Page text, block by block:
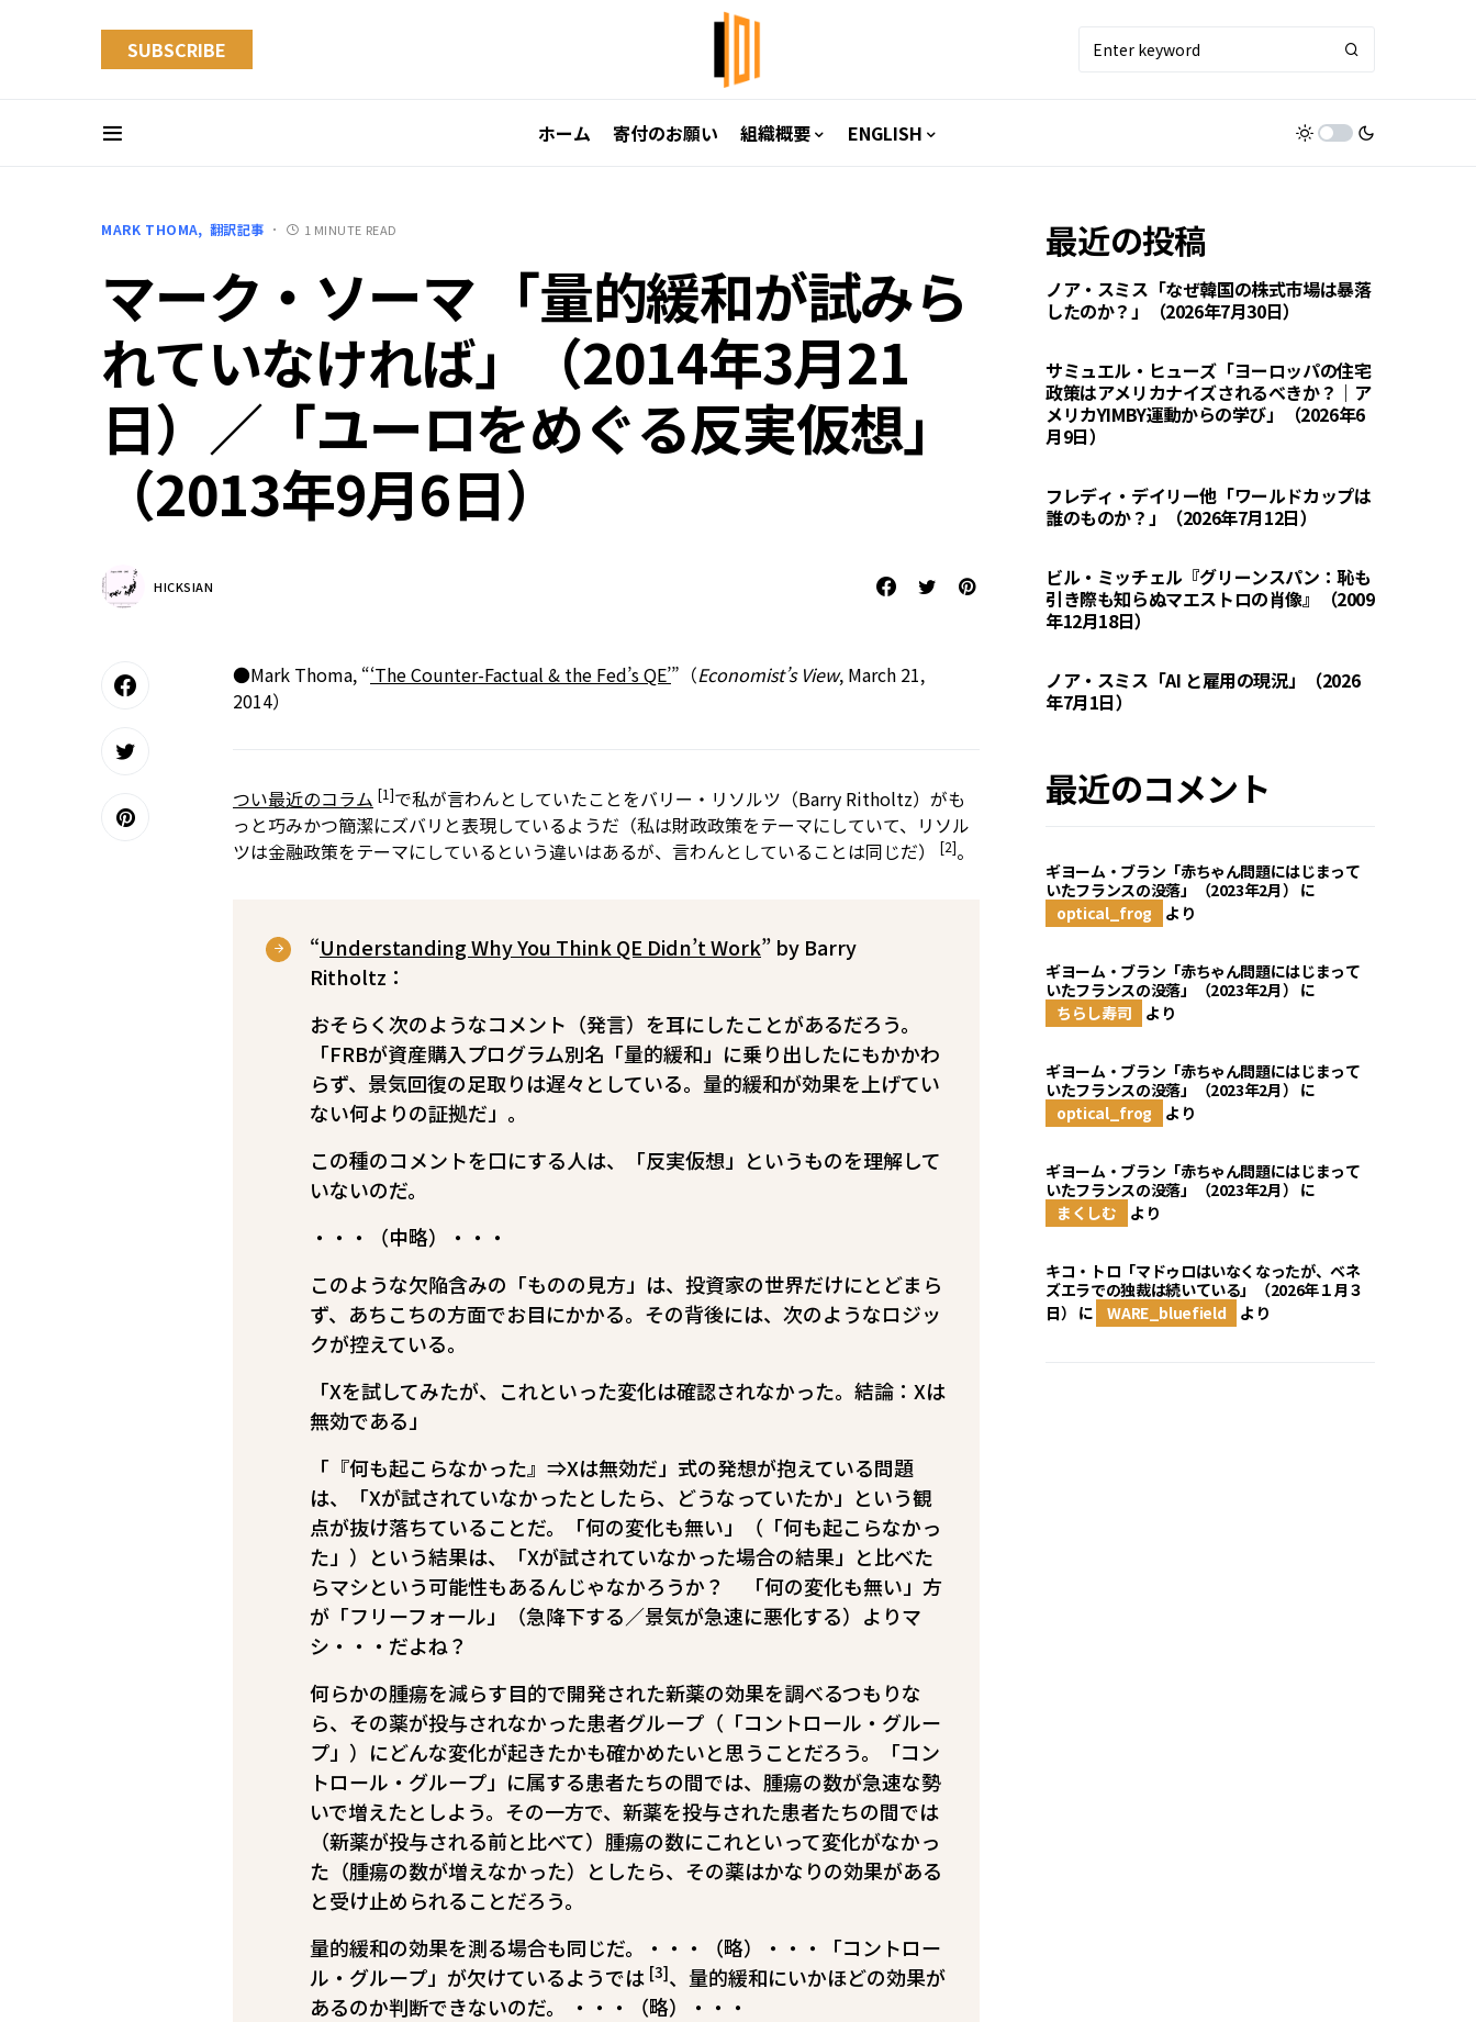
SUBSCRIBE
ホーム 寄付のお願い 組織概要 ENGLISH
MARK THOMA 翻訳記事 1 MINUTE READ
マーク・ソーマ 「量的緩和が試みら
れていなければ」（2014年3月21
日）／「ユーロをめぐる反実仮想」
（2013年9月6日）
HICKSIAN
●Mark Thoma, “‘The Counter-Factual & the Fed’s QE’”（Economist’s View, March 21,
2014）
つい最近のコラム [1]で私が言わんとしていたことをバリー・リソルツ（Barry Ritholtz）がも
っと巧みかつ簡潔にズバリと表現しているようだ（私は財政政策をテーマにしていて、リソル
ツは金融政策をテーマにしているという違いはあるが、言わんとしていることは同じだ）
[2]。
“Understanding Why You Think QE Didn’t Work” by Barry
Ritholtz：
おそらく次のようなコメント（発言）を耳にしたことがあるだろう。
「FRBが資産購入プログラム――別名「量的緩和」――に乗り出したにもかかわ
らず、景気回復の足取りは遅々としている。量的緩和が効果を上げてい
ない何よりの証拠だ」。
この種のコメントを口にする人は、「反実仮想」というものを理解して
いないのだ。
・・・（中略）・・・
このような欠陥含みの「ものの見方」は、投資家の世界だけにとどまら
ず、あちこちの方面でお目にかかる。その背後には、次のようなロジッ
クが控えている。
「Xを試してみたが、これといった変化は確認されなかった。結論：Xは
無効である」
「『何も起こらなかった』⇒Xは無効だ」式の発想が抱えている問題
は、「Xが試されていなかったとしたら、どうなっていたか」という観
点が抜け落ちていることだ。「何の変化も無い」（「何も起こらなかっ
た」）という結果は、「Xが試されていなかった場合の結果」と比べた
らマシという可能性もあるんじゃなかろうか？ 「何の変化も無い」方
が「フリーフォール」（急降下する／景気が急速に悪化する）よりマ
シ・・・だよね？
何らかの腫瘍を減らす目的で開発された新薬の効果を調べるつもりな
ら、その薬が投与されなかった患者グループ（「コントロール・グルー
プ」）にどんな変化が起きたかも確かめたいと思うことだろう。「コン
トロール・グループ」に属する患者たちの間では、腫瘍の数が急速な勢
いで増えたとしよう。その一方で、新薬を投与された患者たちの間では
（新薬が投与される前と比べて）腫瘍の数にこれといって変化がなかっ
た（腫瘍の数が増えなかった）としたら、その薬はかなりの効果がある
と受け止められることだろう。
量的緩和の効果を測る場合も同じだ。・・・（略）・・・「コントロー
ル・グループ」が欠けているようでは [3]、量的緩和にいかほどの効果が
あるのか判断できないのだ。 ・・・（略）・・・
最近の投稿
ノア・スミス「なぜ韓国の株式市場は暴落
したのか？」（2026年7月30日）
サミュエル・ヒューズ「ヨーロッパの住宅
政策はアメリカナイズされるべきか？｜ア
メリカYIMBY運動からの学び」（2026年6
月9日）
フレディ・デイリー他「ワールドカップは
誰のものか？」（2026年7月12日）
ビル・ミッチェル『グリーンスパン：恥も
引き際も知らぬマエストロの肖像』（2009
年12月18日）
ノア・スミス「AI と雇用の現況」（2026
年7月1日）
最近のコメント
ギヨーム・ブラン「赤ちゃん問題にはじまって
いたフランスの没落」（2023年2月） に
optical_frog
より
ギヨーム・ブラン「赤ちゃん問題にはじまって
いたフランスの没落」（2023年2月） に
ちらし寿司
より
ギヨーム・ブラン「赤ちゃん問題にはじまって
いたフランスの没落」（2023年2月） に
optical_frog
より
ギヨーム・ブラン「赤ちゃん問題にはじまって
いたフランスの没落」（2023年2月） に
まくしむ
より
キコ・トロ「マドゥロはいなくなったが、ベネ
ズエラでの独裁は続いている」（2026年１月３
日） に WARE_bluefield より